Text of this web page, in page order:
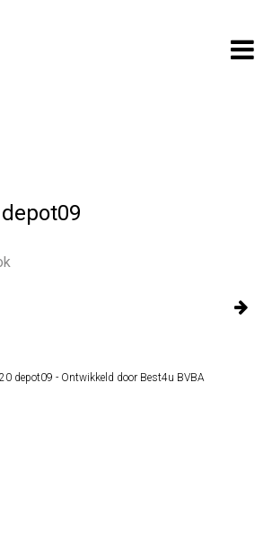
depot09 - Ontwikkeld door Best4u BVBA